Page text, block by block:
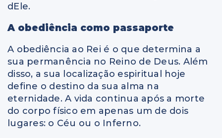
dEle.
A obediência como passaporte
A obediência ao Rei é o que determina a
sua permanência no Reino de Deus. Além
disso, a sua localização espiritual hoje
define o destino da sua alma na
eternidade. A vida continua após a morte
do corpo físico em apenas um de dois
lugares: o Céu ou o Inferno.